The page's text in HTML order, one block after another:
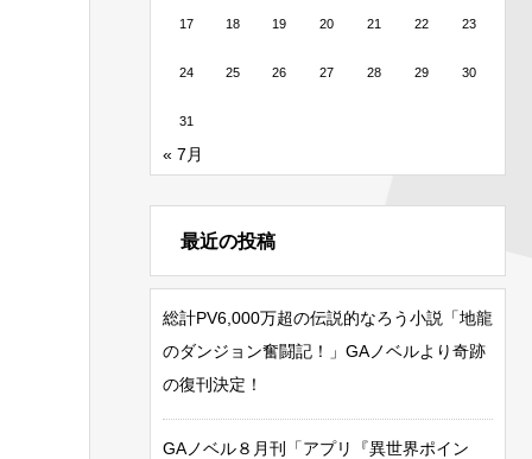
17 18 19 20 21 22 23
24 25 26 27 28 29 30
31
« 7月
最近の投稿
総計PV6,000万超の伝説的なろう小説「地龍
のダンジョン奮闘記！」GAノベルより奇跡
の復刊決定！
GAノベル８月刊「アプリ『異世界ポイン